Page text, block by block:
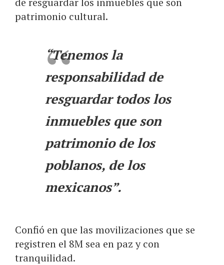
patrimonio cultural.
“Tenemos la
responsabilidad de
resguardar todos los
inmuebles que son
patrimonio de los
poblanos, de los
mexicanos”.
Confió en que las movilizaciones que se
registren el 8M sea en paz y con
tranquilidad.